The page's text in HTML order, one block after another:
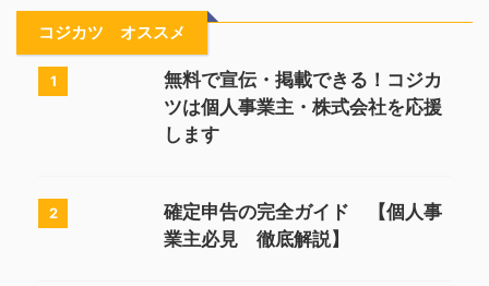
コジカツ オススメ
1
無料で宣伝・掲載できる！コジカ
ツは個人事業主・株式会社を応援
します
2
確定申告の完全ガイド 【個人事
業主必見 徹底解説】